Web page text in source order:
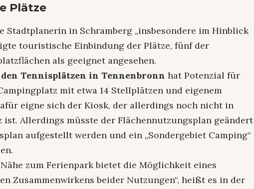
Plätze
Stadtplanerin in Schramberg „insbesondere im Hinblick
touristische Einbindung der Plätze, fünf der
als geeignet angesehen.
Tennisplätzen in Tennenbronn hat Potenzial für
mit etwa 14 Stellplätzen und eigenem
eigne sich der Kiosk, der allerdings noch nicht in
ist. Allerdings müsste der Flächennutzungsplan geändert
aufgestellt werden und ein „Sondergebiet Camping“
zum Ferienpark bietet die Möglichkeit eines
Zusammenwirkens beider Nutzungen“, heißt es in der